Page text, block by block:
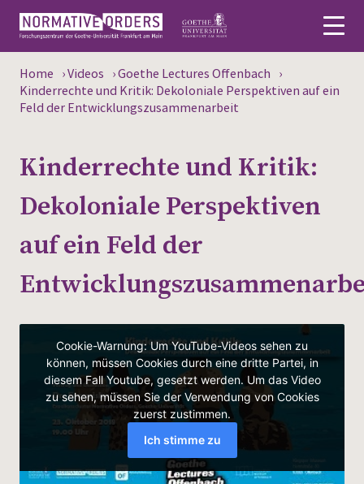
Deutsch
News
Persons
Research
Events
Publications
Media
Press
Home ›Videos ›Goethe Lectures Offenbach ›
Kinderrechte und Kritik: Dekoloniale Perspektiven auf ein
Feld der Entwicklungszusammenarbeit
Kinderrechte und Kritik:
Dekoloniale Perspektiven
auf ein Feld der